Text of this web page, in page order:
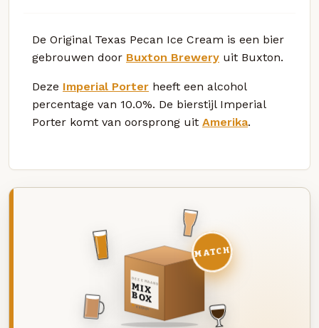
De Original Texas Pecan Ice Cream is een bier
gebrouwen door Buxton Brewery uit Buxton.
Deze Imperial Porter heeft een alcohol
percentage van 10.0%. De bierstijl Imperial
Porter komt van oorsprong uit Amerika.
DEZE MAAND
MIX
BOX
8 BIEREN
MATCH